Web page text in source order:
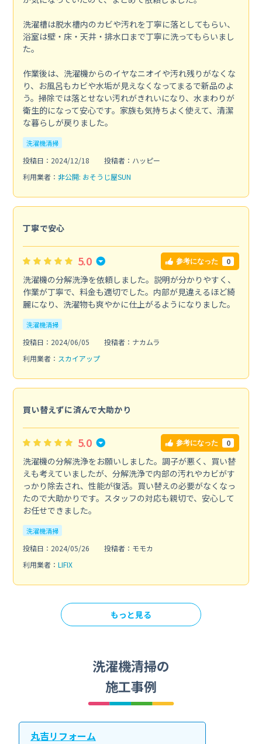
洗濯槽は脱水槽内のカビや汚れを丁寧に落としてもらい、
浴室は壁・床・天井・排水口まで丁寧に洗ってもらいまし
た。
作業後は、洗濯機からのイヤなニオイや汚れ残りがなくな
り、お風呂もカビや水垢が見えなくなってまるで新品のよ
う。掃除では落とせない汚れがきれいになり、水まわりが
衛生的になって安心です。家族も気持ちよく使えて、清潔
な暮らしが戻りました。
洗濯機清掃
投稿日：2024/12/18
投稿者：ハッピー
利用業者： 非公開: おそうじ屋SUN
丁寧で安心
5.0 参考になった 0
洗濯機の分解洗浄を依頼しました。説明が分かりやすく、
作業が丁寧で、料金も適切でした。内部が見違えるほど綺
麗になり、洗濯物も爽やかに仕上がるようになりました。
洗濯機清掃
投稿日：2024/06/05
投稿者：ナカムラ
利用業者： スカイアップ
買い替えずに済んで大助かり
5.0 参考になった 0
洗濯機の分解洗浄をお願いしました。調子が悪く、買い替
えも考えていましたが、分解洗浄で内部の汚れやカビがす
っかり除去され、性能が復活。買い替えの必要がなくなっ
たので大助かりです。スタッフの対応も親切で、安心して
お任せできました。
洗濯機清掃
投稿日：2024/05/26
投稿者：モモカ
利用業者： LIFIX
もっと見る
洗濯機清掃の
施工事例
丸吉リフォーム